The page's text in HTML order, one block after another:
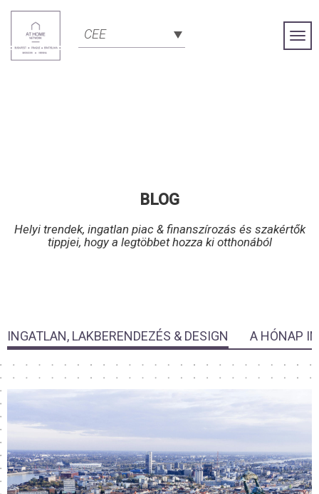
CEE
BLOG
Helyi trendek, ingatlan piac & finanszírozás és szakértők
tippjei, hogy a legtöbbet hozza ki otthonából
INGATLAN, LAKBERENDEZÉS & DESIGN A HÓNAP